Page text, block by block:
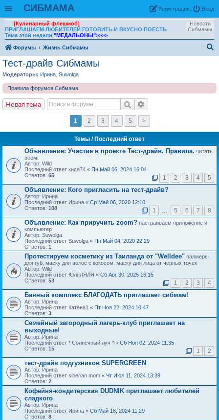
СИБМАМА Вход
Рeгиcтpaция
Новости
Сибмамы
[Кулинарный флешмоб]
ПРИГЛАШАЕМ ЛЮБИТЕЛЕЙ ГОТОВИТЬ И ВКУСНО ПОЕСТЬ
Тема этой недели "МЕДАЛЬОНЫ">>>>
Форумы
Жизнь Сибмамы
Тест-драйв Сибмамы
Модераторы: Ирина Suwolga
Правила форумов Сибмама
Новая тема
1 2 3 4 5 >
Темы / Последний ответ
Объявление: Участие в проекте Тест-драйв. Правила. читать
всем!
Автор: Wild
Последний ответ киса74 « Пн Май 06, 2024 16:04
Ответов: 65 1 2 3 4 5
Объявление: Кого пригласить на тест-драйв?
Автор: Ирина
Последний ответ Ирина « Ср Май 06, 2020 12:10
Ответов: 108 1 … 5 6 7 8
Объявление: Как приручить zoom? настраиваем приложение и
компьютер
Автор: Suwolga
Последний ответ Suwolga « Пн Май 04, 2020 22:29
Ответов: 1
Протестируем косметику из Таиланда от "Welldee" палмеры
для губ, маску для волос с кокосом, маску для лица от черных точек
Автор: Wild
Последний ответ ЮляЛЯЛЯ « Сб Авг 30, 2025 16:15
Ответов: 53 1 2 3 4
Банный комплекс БЛАГОДАТЬ приглашает сибмам!
Автор: Ирина
Последний ответ Катёна1 « Пт Ноя 22, 2024 10:47
Ответов: 3
Семейный загородный лагерь-клуб приглашает на
выходные!
Автор: Ирина
Последний ответ * Солнечный луч * « Сб Ноя 02, 2024 11:35
Ответов: 15 1 2
тест-драйв подгузников SUPERGREEN
Автор: Ирина
Последний ответ siberian mom « Чт Июл 11, 2024 13:39
Ответов: 2
Кофейня-кондитерская DUDNIK приглашает любителей
сладкого
Автор: Ирина
Последний ответ Ирина « Сб Май 18, 2024 11:29
Ответов: 8